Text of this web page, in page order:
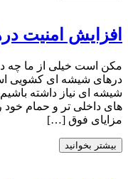
افزایش امنیت
مکن است خیلی از ما چه در
درهای شیشه ای کشویی
شیشه ای نیاز داشته
های داخلی تر و حمام خود
مزایای فوق […]
بیشتر بخوانید